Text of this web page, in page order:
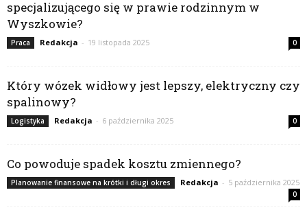
specjalizującego się w prawie rodzinnym w
Wyszkowie?
Praca Redakcja - 19 listopada 2025 0
Który wózek widłowy jest lepszy, elektryczny czy
spalinowy?
Logistyka Redakcja - 6 października 2025 0
Co powoduje spadek kosztu zmiennego?
Planowanie finansowe na krótki i długi okres Redakcja - 5 października 2025
0